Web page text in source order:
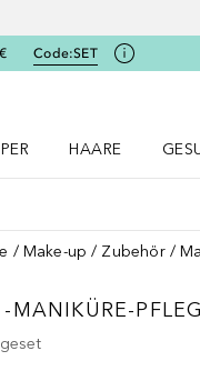
Code:SET
Douglas Startseite
HAARE
Make-up Zubehör
MANIKÜRE-